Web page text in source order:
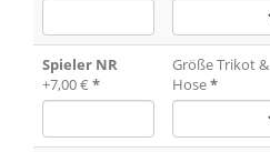
Spieler NR
+7,00 € *
Größe Trikot &
Hose*